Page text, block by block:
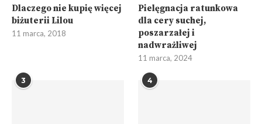
Dlaczego nie kupię więcej
biżuterii Lilou
11 marca, 2018
Pielęgnacja ratunkowa
dla cery suchej,
poszarzałej i
nadwrażliwej
11 marca, 2024
3 4